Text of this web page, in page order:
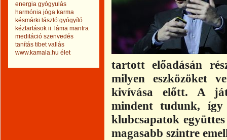
energia gyógyulás
harmónia jóga karma
késmárki lászló:gyógyító
kéztartások ii. láma mantra
meditáció szenvedés
tanítás tibet vallás
www.kamala.hu élet
tartott előadásán
milyen eszközöket
kivívása előtt. A
mindent tudunk,
klubcsapatok
magasabb szintre